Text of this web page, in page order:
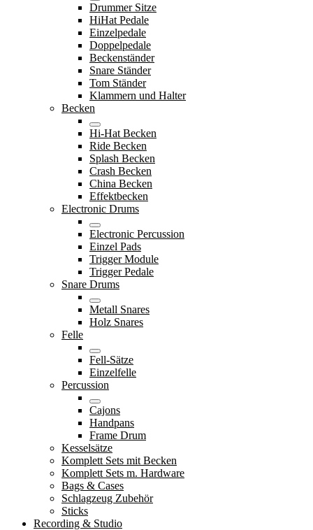
Drummer Sitze
HiHat Pedale
Einzelpedale
Doppelpedale
Beckenständer
Snare Ständer
Tom Ständer
Klammern und Halter
Becken
Hi-Hat Becken
Ride Becken
Splash Becken
Crash Becken
China Becken
Effektbecken
Electronic Drums
Electronic Percussion
Einzel Pads
Trigger Module
Trigger Pedale
Snare Drums
Metall Snares
Holz Snares
Felle
Fell-Sätze
Einzelfelle
Percussion
Cajons
Handpans
Frame Drum
Kesselsätze
Komplett Sets mit Becken
Komplett Sets m. Hardware
Bags & Cases
Schlagzeug Zubehör
Sticks
Recording & Studio